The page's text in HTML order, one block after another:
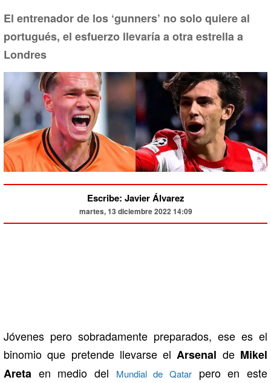
El entrenador de los ‘gunners’ no solo quiere al
portugués, el esfuerzo llevaría a otra estrella a
Londres
Escribe: Javier Álvarez
martes, 13 diciembre 2022 14:09
Jóvenes pero sobradamente preparados, ese es el
binomio que pretende llevarse el Arsenal de Mikel
Areta en medio del Mundial de Qatar
pero en este